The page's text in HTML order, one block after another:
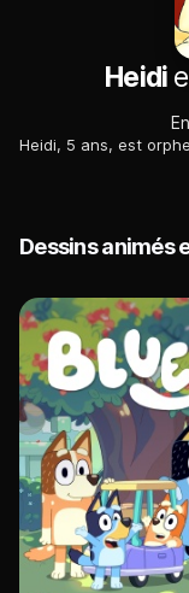
Heidi
Dessins animés